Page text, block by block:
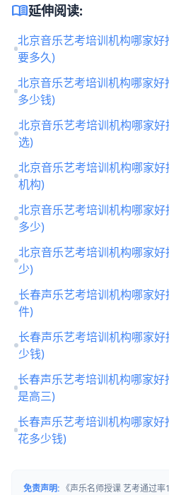
menu_book延伸阅读:
北京音乐艺考培训机构哪家
要多久)
北京音乐艺考培训机构哪家
多少钱)
北京音乐艺考培训机构哪家
选)
北京音乐艺考培训机构哪家
机构)
北京音乐艺考培训机构哪家
多少)
北京音乐艺考培训机构哪家
少)
长春声乐艺考培训机构哪家
件)
长春声乐艺考培训机构哪家
少钱)
长春声乐艺考培训机构哪家
是高三)
长春声乐艺考培训机构哪家
花多少钱)
免责声明: 《声乐名师授课 艺考通过